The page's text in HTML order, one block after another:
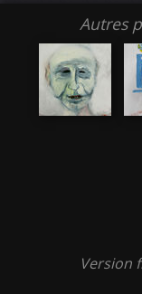
Autres
Version